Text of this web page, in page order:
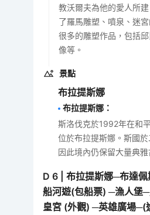
教沃爾夫為他的愛人所
了羅馬雕塑、噴泉、迷
很多的雕塑作品，包括
像等。
景點
布拉提斯娜
布拉提斯娜 ：
斯洛伐克於1992年在和
位於布拉提斯娜。斯國
因此境內仍保留大量典雅
D6 |布拉提斯娜─布達
船河遊(包船票) ─漁人堡
皇宮 (外觀) ─英雄廣場─(